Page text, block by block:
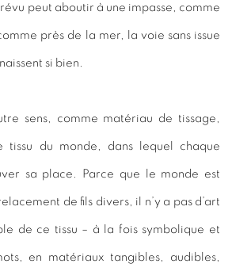
peut aboutir à une impasse, comme
près de la mer, la voie sans issue
si bien.
sens, comme matériau de tissage,
du monde, dans lequel chaque
sa place. Parce que le monde est
de fils divers, il n’y a pas d’art
de ce tissu – à la fois symbolique et
en matériaux tangibles, audibles,